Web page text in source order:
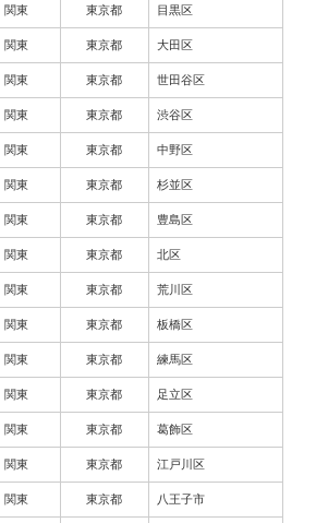
関東 東京都 目黒区
関東 東京都 大田区
関東 東京都 世田谷区
関東 東京都 渋谷区
関東 東京都 中野区
関東 東京都 杉並区
関東 東京都 豊島区
関東 東京都 北区
関東 東京都 荒川区
関東 東京都 板橋区
関東 東京都 練馬区
関東 東京都 足立区
関東 東京都 葛飾区
関東 東京都 江戸川区
関東 東京都 八王子市